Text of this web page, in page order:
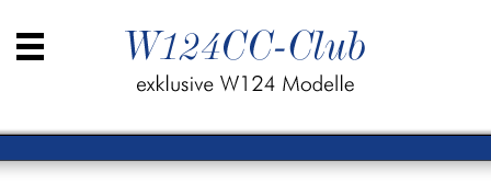
Navigation
Wir
über